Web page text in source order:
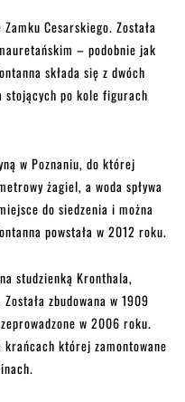
Cesarskiego. Została
– podobnie jak
składa się z dwóch
stojących po kole figurach
w Poznaniu, do której
żagiel, a woda spływa
do siedzenia i można
powstała w 2012 roku.
studzienką Kronthala,
zbudowana w 1909
w 2006 roku.
której zamontowane